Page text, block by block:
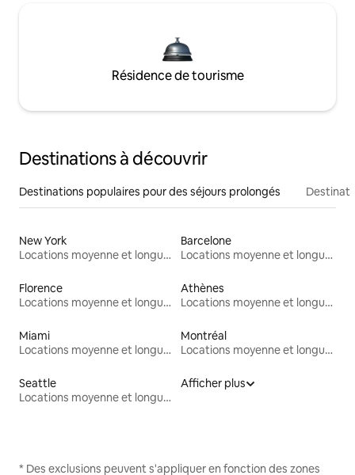
Résidence de tourisme
Destinations à découvrir
Destinations populaires pour des séjours prolongés
New York
Locations moyenne et longue durée
Barcelone
Locations moyenne et longue durée
Florence
Locations moyenne et longue durée
Athènes
Locations moyenne et longue durée
Miami
Locations moyenne et longue durée
Montréal
Locations moyenne et longue durée
Seattle
Locations moyenne et longue durée
Afficher plus
* Des exclusions peuvent s'appliquer en fonction des zones